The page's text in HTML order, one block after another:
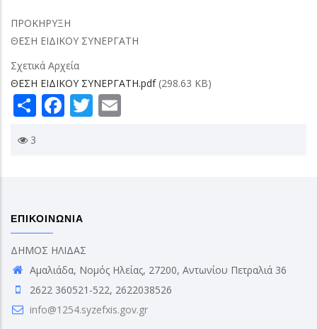
ΠΡΟΚΗΡΥΞΗ
ΘΕΣΗ ΕΙΔΙΚΟΥ ΣΥΝΕΡΓΑΤΗ
Σχετικά Αρχεία
ΘΕΣΗ ΕΙΔΙΚΟΥ ΣΥΝΕΡΓΑΤΗ.pdf (298.63 KB)
ShareFacebook
Twitter
3
ΕΠΙΚΟΙΝΩΝΙΑ
ΔΗΜΟΣ ΗΛΙΔΑΣ
Αμαλιάδα, Νομός Ηλείας, 27200, Αντωνίου Πετραλιά 36
2622 360521-522, 2622038526
info@1254.syzefxis.gov.gr